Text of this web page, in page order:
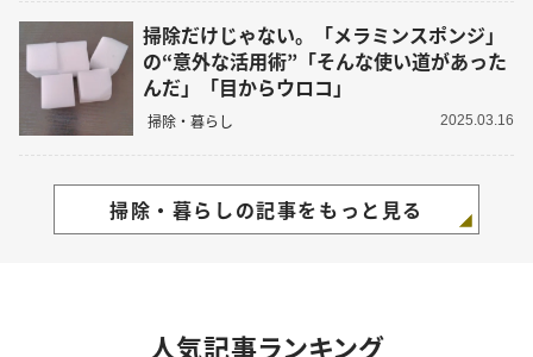
掃除だけじゃない。「メラミンスポンジ」
の“意外な活用術”「そんな使い道があった
んだ」「目からウロコ」
掃除・暮らし 2025.03.16
掃除・暮らしの記事をもっと見る
人気記事ランキング